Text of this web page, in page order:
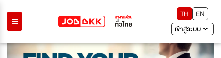
TH
EN
เข้าสู่ระบบ